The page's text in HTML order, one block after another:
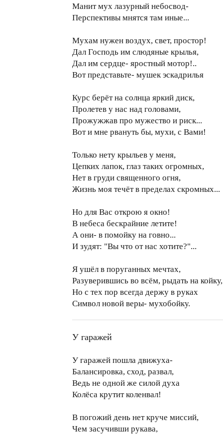
Манит мух лазурный небосвод-
Перспективы мнятся там иные...
Мухам нужен воздух, свет, простор!
Дал Господь им слюдяные крылья,
Дал им сердце- яростный мотор!..
Вот представьте- мушек эскадрилья
Курс берёт на солнца яркий диск,
Пролетев у нас над головами,
Прожужжав про мужество и риск...
Вот и мне рвануть бы, мухи, с Вами!
Только нету крыльев у меня,
Цепких лапок, глаз таких огромных,
Нет в груди священного огня,
Жизнь моя течёт в пределах скромных...
Но для Вас открою я окно!
В небеса бескрайние летите!
А они- в помойку на говно...
И зудят: "Вы что от нас хотите?"...
Я ушёл в поруганных мечтах,
Разуверившись во всём, рыдать на койку,
Но с тех пор всегда держу в руках
Символ новой веры- мухобойку.
У гаражей
У гаражей пошла движуха-
Балансировка, сход, развал,
Ведь не одной же силой духа
Колёса крутит коленвал!
В погожий день нет круче миссий,
Чем засучивши рукава,